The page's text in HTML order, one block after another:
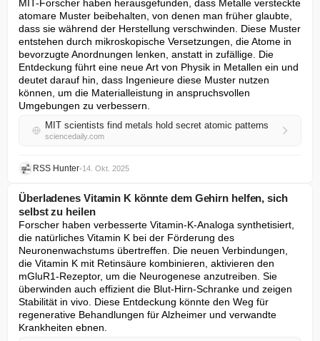
MIT-Forscher haben herausgefunden, dass Metalle versteckte
atomare Muster beibehalten, von denen man früher glaubte,
dass sie während der Herstellung verschwinden. Diese Muster
entstehen durch mikroskopische Versetzungen, die Atome in
bevorzugte Anordnungen lenken, anstatt in zufällige. Die
Entdeckung führt eine neue Art von Physik in Metallen ein und
deutet darauf hin, dass Ingenieure diese Muster nutzen
können, um die Materialleistung in anspruchsvollen
Umgebungen zu verbessern.
MIT scientists find metals hold secret atomic patterns
sciencedaily.com
RSS Hunter•14. Okt. 2025
Überladenes Vitamin K könnte dem Gehirn helfen, sich
selbst zu heilen
Forscher haben verbesserte Vitamin-K-Analoga synthetisiert,
die natürliches Vitamin K bei der Förderung des
Neuronenwachstums übertreffen. Die neuen Verbindungen,
die Vitamin K mit Retinsäure kombinieren, aktivieren den
mGluR1-Rezeptor, um die Neurogenese anzutreiben. Sie
überwinden auch effizient die Blut-Hirn-Schranke und zeigen
Stabilität in vivo. Diese Entdeckung könnte den Weg für
regenerative Behandlungen für Alzheimer und verwandte
Krankheiten ebnen.